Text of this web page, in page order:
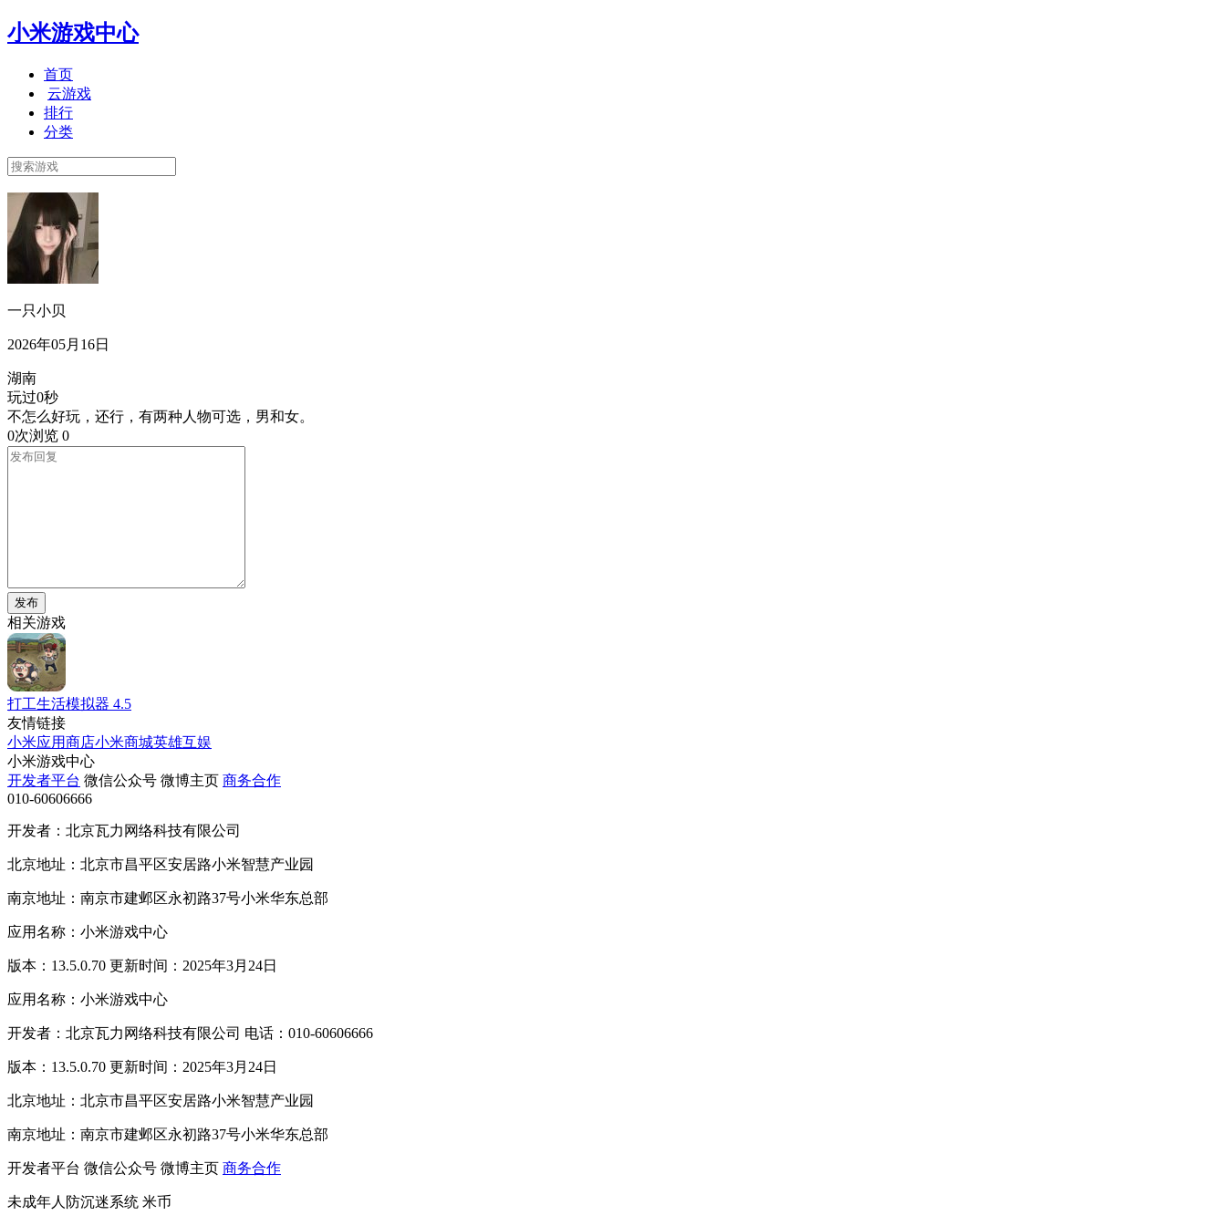
小米游戏中心
首页
云游戏
排行
分类
一只小贝
2026年05月16日
湖南
玩过0秒
不怎么好玩，还行，有两种人物可选，男和女。
0次浏览 0
发布
相关游戏
打工生活模拟器 4.5
友情链接
小米应用商店小米商城英雄互娱
小米游戏中心
开发者平台 微信公众号 微博主页 商务合作
010-60606666
开发者：北京瓦力网络科技有限公司
北京地址：北京市昌平区安居路小米智慧产业园
南京地址：南京市建邺区永初路37号小米华东总部
应用名称：小米游戏中心
版本：13.5.0.70 更新时间：2025年3月24日
应用名称：小米游戏中心
开发者：北京瓦力网络科技有限公司 电话：010-60606666
版本：13.5.0.70 更新时间：2025年3月24日
北京地址：北京市昌平区安居路小米智慧产业园
南京地址：南京市建邺区永初路37号小米华东总部
开发者平台 微信公众号 微博主页 商务合作
未成年人防沉迷系统 米币